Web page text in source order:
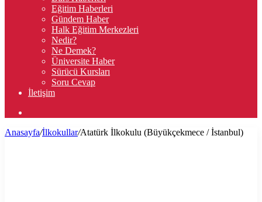
Eğitim Haberleri
Gündem Haber
Halk Eğitim Merkezleri
Nedir?
Ne Demek?
Üniversite Haber
Sürücü Kursları
Soru Cevap
İletişim
...
Anasayfa/İlkokullar/Atatürk İlkokulu (Büyükçekmece / İstanbul)